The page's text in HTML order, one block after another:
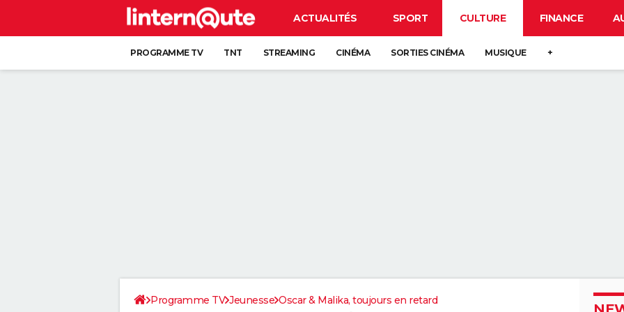
ACTUALITÉS SPORT CULTURE FINANCE
PROGRAMME TV TNT STREAMING CINÉMA SORTIES CINÉMA MUSIQUE +
Programme TV Jeunesse Oscar & Malika, toujours en retard